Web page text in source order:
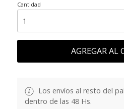
Cantidad
AGREGAR AL
Los envíos al resto del
dentro de las 48 Hs.